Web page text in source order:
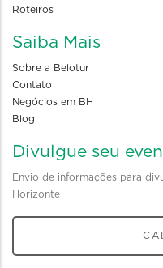
Roteiros
Saiba Mais
Sobre a Belotur
Contato
Negócios em BH
Blog
Divulgue seu
Envio de informações para
Horizonte